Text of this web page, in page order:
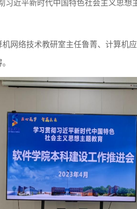
习近平新时代中国特色社会主义思
网络技术教研室主任鲁菁、计算机